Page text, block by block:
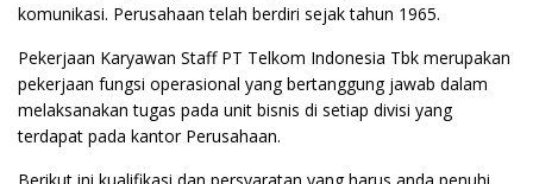
komunikasi. Perusahaan telah berdiri sejak tahun 1965.
Pekerjaan Karyawan Staff PT Telkom Indonesia Tbk merupakan
pekerjaan fungsi operasional yang bertanggung jawab dalam
melaksanakan tugas pada unit bisnis di setiap divisi yang
terdapat pada kantor Perusahaan.